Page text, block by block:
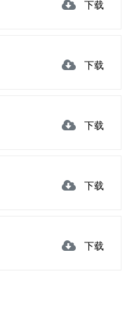
下载
下载
下载
下载
下载